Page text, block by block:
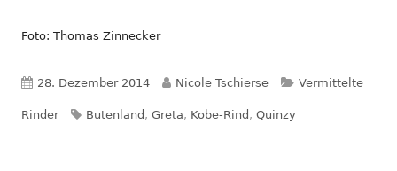
öffnen
Foto: Thomas Zinnecker
Veröffentlicht
am
28. Dezember 2014 Autor
Nicole Tschierse Kategorien
Vermittelte
Rinder Schlagwörter
Butenland , Greta, Kobe-Rind , Quinzy